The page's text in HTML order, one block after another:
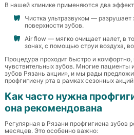
В нашей клинике применяются два
Чистка ультразвуком — разрушает
поверхности зубов.
Air flow — мягко очищает налет, в
зонах, с помощью струи воздуха,
Процедура проходит быстро и комфортно,
чувствительных зубов. Многие пациенты
зубов Рязань акции», и мы рады
профгигиену рта в рамках сезонных акций.
Как часто нужна
она рекомендована
Регулярная в Рязани профгигиена зубов
месяцев. Это особенно важно: